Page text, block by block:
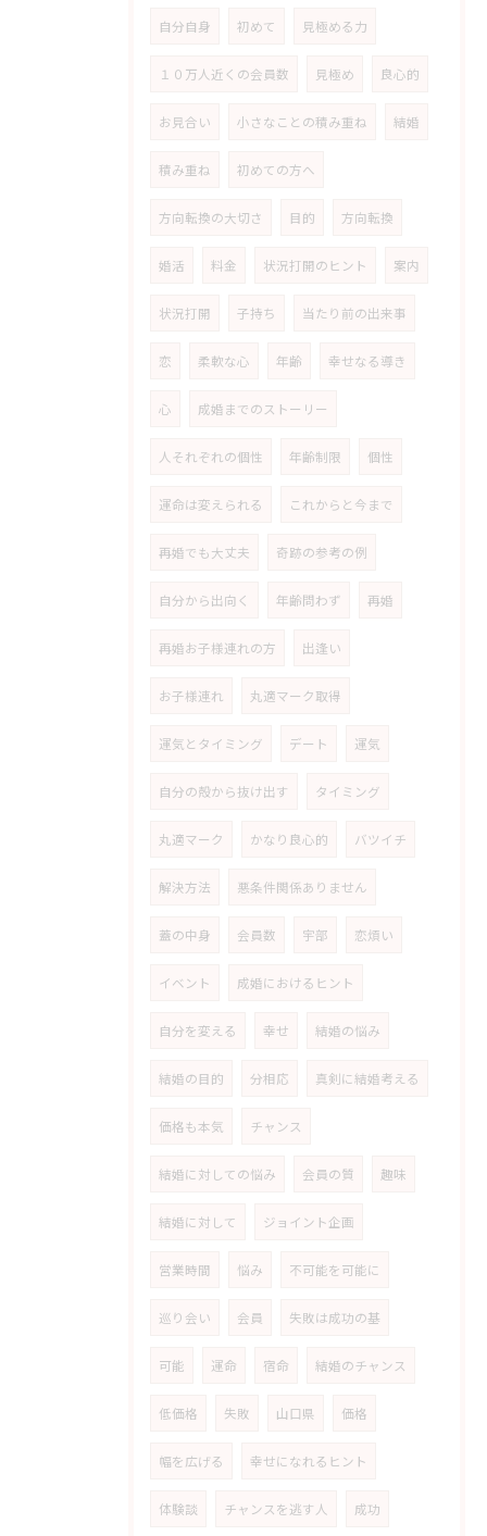
自分自身 初めて 見極める力
１０万人近くの会員数 見極め 良心的
お見合い 小さなことの積み重ね 結婚
積み重ね 初めての方へ
方向転換の大切さ 目的 方向転換
婚活 料金 状況打開のヒント 案内
状況打開 子持ち 当たり前の出来事
恋 柔軟な心 年齢 幸せなる導き
心 成婚までのストーリー
人それぞれの個性 年齢制限 個性
運命は変えられる これからと今まで
再婚でも大丈夫 奇跡の参考の例
自分から出向く 年齢問わず 再婚
再婚お子様連れの方 出逢い
お子様連れ 丸適マーク取得
運気とタイミング デート 運気
自分の殻から抜け出す タイミング
丸適マーク かなり良心的 バツイチ
解決方法 悪条件関係ありません
蓋の中身 会員数 宇部 恋煩い
イベント 成婚におけるヒント
自分を変える 幸せ 結婚の悩み
結婚の目的 分相応 真剣に結婚考える
価格も本気 チャンス
結婚に対しての悩み 会員の質 趣味
結婚に対して ジョイント企画
営業時間 悩み 不可能を可能に
巡り会い 会員 失敗は成功の基
可能 運命 宿命 結婚のチャンス
低価格 失敗 山口県 価格
幅を広げる 幸せになれるヒント
体験談 チャンスを逃す人 成功